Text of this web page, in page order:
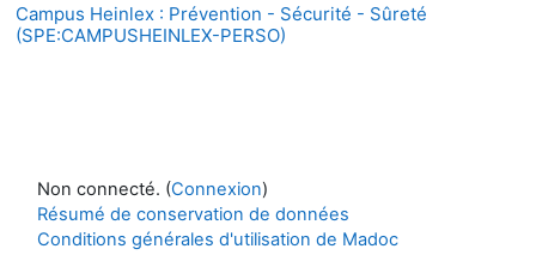
Campus Heinlex : Prévention - Sécurité - Sûreté
(SPE:CAMPUSHEINLEX-PERSO)
Non connecté. (Connexion)
Résumé de conservation de données
Conditions générales d'utilisation de Madoc